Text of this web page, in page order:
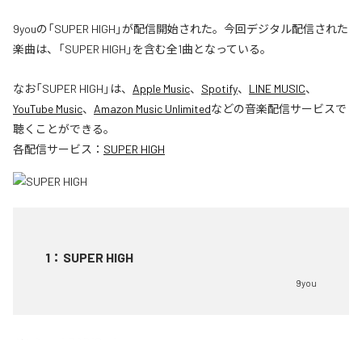
9youの「SUPER HIGH」が配信開始された。今回デジタル配信された
楽曲は、「SUPER HIGH」を含む全1曲となっている。
なお「SUPER HIGH 」は、 Apple Music、 Spotify、 LINE MUSIC、
YouTube Music、 Amazon Music Unlimitedなどの音楽配信サービスで
聴くことができる。
各配信サービス： SUPER HIGH
1 ： SUPER HIGH
9you